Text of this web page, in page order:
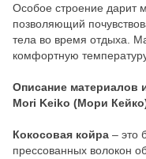
Особое строение дарит
позволяющий
тела во время отдыха.
комфортную
Описание материалов
Mori Keiko (Мори
Кокосовая койра – это
прессованных волокон